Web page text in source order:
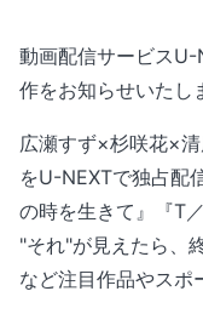
動画配信サービス
作をお知らせいたし
広瀬すず×杉咲花×清
をU-NEXTで独占配
の時を生きて』『T
"それ"が見えたら、
など注目作品やスポ